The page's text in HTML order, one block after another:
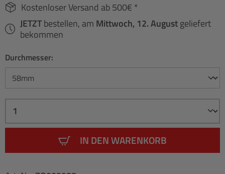
Kostenloser Versand ab 500€ *
JETZTbestellen, am Mittwoch, 12. Augustgeliefert
bekommen
Durchmesser:
IN DEN WARENKORB